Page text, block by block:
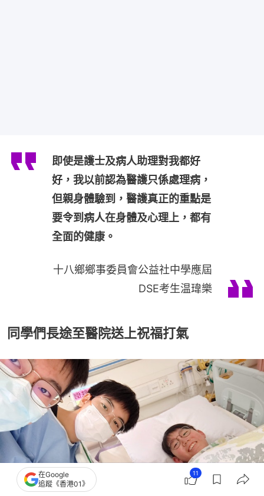
即使是護士及病人助理對我都好
好，我以前認為醫護只係處理病，
但親身體驗到，醫護真正的重點是
要令到病人在身體及心理上，都有
全面的健康。
十八鄉鄉事委員會公益社中學應屆
DSE考生温瑋樂
同學們長途至醫院送上祝福打氣
在Google
追蹤《香港01》
11